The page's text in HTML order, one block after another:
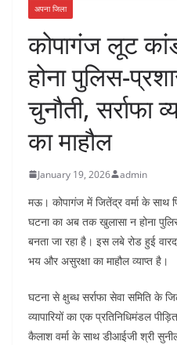
अपना जिला
कोपागंज लूट
होना पुलिस-
चुनौती, सर्राफा
का माहौल
January 19, 2026 admin
मऊ। कोपागंज में जितेंद्र वर्मा के
घटना का अब तक खुलासा न होना
बनता जा रहा है। इस लबे रोड हुई
भय और असुरक्षा का माहौल व्याप्त है।
घटना से क्षुब्ध सर्राफा सेवा समिति के
व्यापारियों का एक प्रतिनिधिमंडल
कैलाश वर्मा के साथ डीआईजी श्री